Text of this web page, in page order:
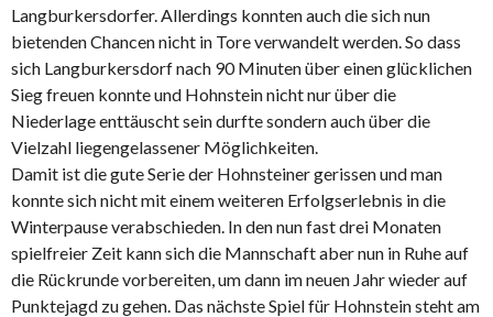
Langburkersdorfer. Allerdings konnten auch die sich nun
bietenden Chancen nicht in Tore verwandelt werden. So dass
sich Langburkersdorf nach 90 Minuten über einen glücklichen
Sieg freuen konnte und Hohnstein nicht nur über die
Niederlage enttäuscht sein durfte sondern auch über die
Vielzahl liegengelassener Möglichkeiten.
Damit ist die gute Serie der Hohnsteiner gerissen und man
konnte sich nicht mit einem weiteren Erfolgserlebnis in die
Winterpause verabschieden. In den nun fast drei Monaten
spielfreier Zeit kann sich die Mannschaft aber nun in Ruhe auf
die Rückrunde vorbereiten, um dann im neuen Jahr wieder auf
Punktejagd zu gehen. Das nächste Spiel für Hohnstein steht am